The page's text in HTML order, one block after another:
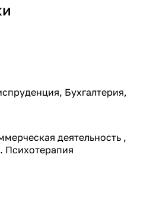
Бухгалтерия,
деятельность ,
Психотерапия